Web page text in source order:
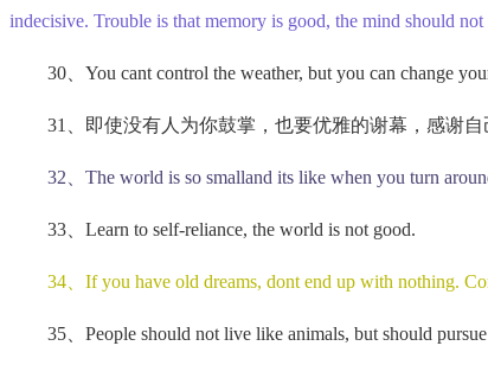
indecisive. Trouble is that memory is good, the mind should
30、You cant control the weather, but you can change
31、即使没有人为你鼓掌，也要优雅的谢幕，感谢自
32、The world is so smalland its like when you turn
33、Learn to self-reliance, the world is not good.
34、If you have old dreams, dont end up with nothing.
35、People should not live like animals, but should